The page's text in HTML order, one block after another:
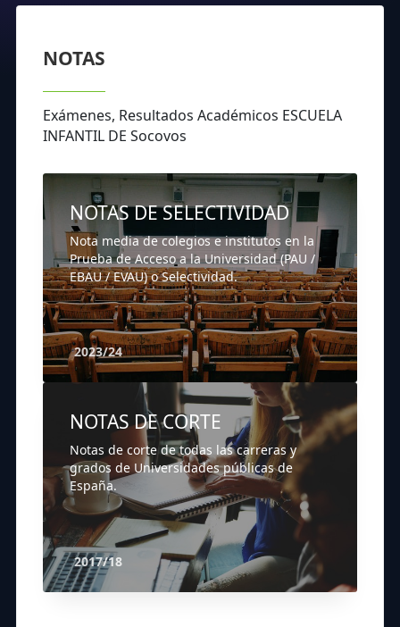
NOTAS
Exámenes, Resultados Académicos ESCUELA
INFANTIL DE Socovos
NOTAS DE SELECTIVIDAD
Nota media de colegios e institutos en la
Prueba de Acceso a la Universidad (PAU /
EBAU / EVAU) o Selectividad.
2023/24
NOTAS DE CORTE
Notas de corte de todas las carreras y
grados de Universidades públicas de
España.
2017/18